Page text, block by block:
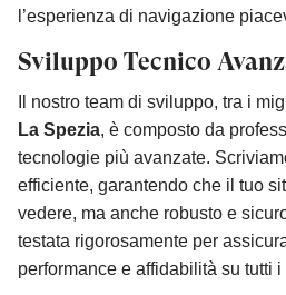
l’esperienza di navigazione
Sviluppo Tecnico
Il nostro team di sviluppo, tra i
La Spezia, è composto da
tecnologie più avanzate.
efficiente, garantendo che il tuo
vedere, ma anche robusto e
testata rigorosamente per
performance e affidabilità su tutti